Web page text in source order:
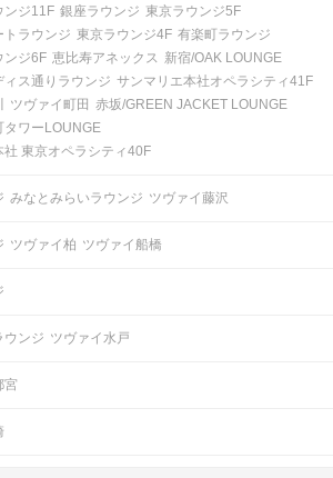
ソフトドリンク付き
清潔感のある服装でお越しください。
・受付前に以下①②をご対応のうえ、
完了していない場合は、ご参加いた
①公式アプリのダウンロード ・ログイ
ンジ11F 銀座ラウンジ 東京ラウンジ5F
トラウンジ 東京ラウンジ4F 有楽町ラウンジ
ンジ6F 恵比寿アネックス 新宿/OAK LOUNGE
ス通りラウンジ サンマリエ本社オペラシティ41F
ツヴァイ町田 赤坂/GREEN JACKET LOUNGE
タワーLOUNGE
社 東京オペラシティ40F
みなとみらいラウンジ ツヴァイ藤沢
ツヴァイ柏 ツヴァイ船橋
ウンジ ツヴァイ水戸
宮